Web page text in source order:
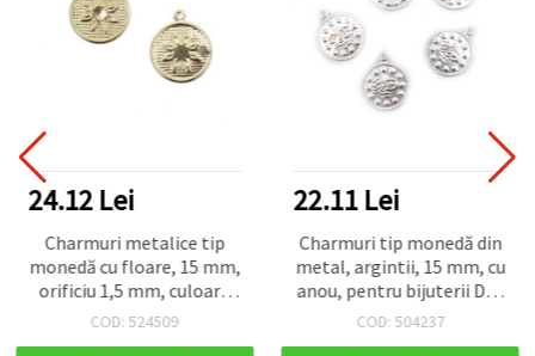
24.12 Lei
Charmuri metalice tip
monedă cu floare, 15 mm,
orificiu 1,5 mm, culoare
argintie - 50 bucăți
COD: 524509
22.11 Lei
Charmuri tip monedă din
metal, argintii, 15 mm, cu
anou, pentru bijuterii DIY,
îmbrăcăminte și
COD: 504237